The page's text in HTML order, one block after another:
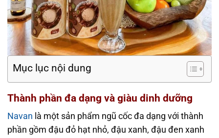
Mục lục nội dung
Thành phần đa dạng và giàu dinh dưỡng
Navan là một sản phẩm ngũ cốc đa dạng với thành
phần gồm đậu đỏ hạt nhỏ, đậu xanh, đậu đen xanh